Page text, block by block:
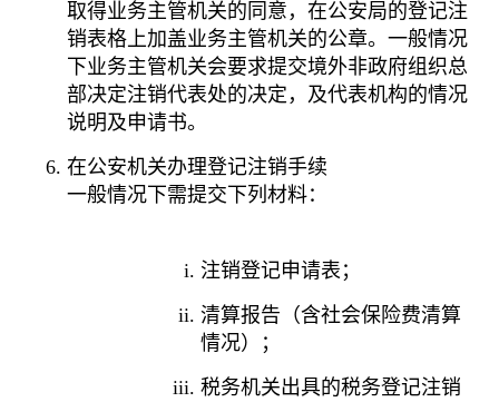
取得业务主管机关的同意，在公安局的登记注
销表格上加盖业务主管机关的公章。一般情况
下业务主管机关会要求提交境外非政府组织总
部决定注销代表处的决定，及代表机构的情况
说明及申请书。
在公安机关办理登记注销手续
一般情况下需提交下列材料：
注销登记申请表；
清算报告（含社会保险费清算
情况）；
税务机关出具的税务登记注销